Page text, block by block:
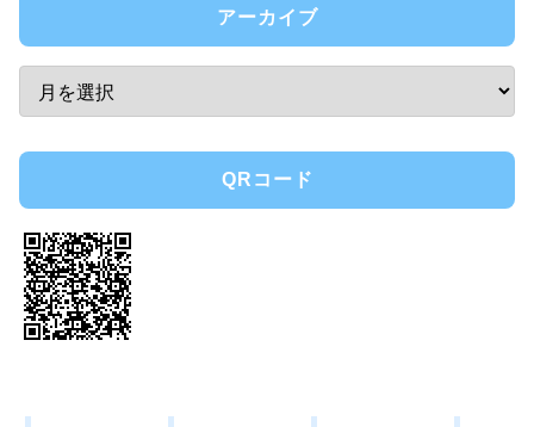
アーカイブ
QRコード